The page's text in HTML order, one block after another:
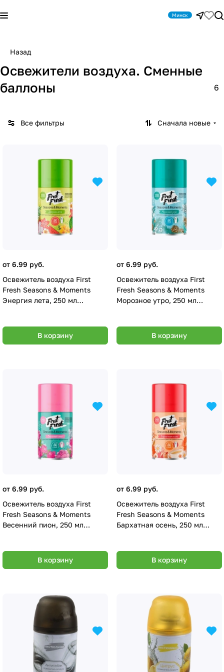
Минск
Назад
Освежители воздуха. Сменные
баллоны
6
Все фильтры Сначала новые
от 6.99 руб.
Освежитель воздуха First
Fresh Seasons & Moments
Энергия лета, 250 мл
В корзину
от 6.99 руб.
Освежитель воздуха First
Fresh Seasons & Moments
Морозное утро, 250 мл
В корзину
от 6.99 руб.
Освежитель воздуха First
Fresh Seasons & Moments
Весенний пион, 250 мл
В корзину
от 6.99 руб.
Освежитель воздуха First
Fresh Seasons & Moments
Бархатная осень, 250 мл
В корзину